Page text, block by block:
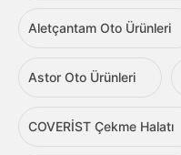
Aletçantam Oto Ürünleri
Astor Oto Ürünleri
COVERİST Çekme Halatı